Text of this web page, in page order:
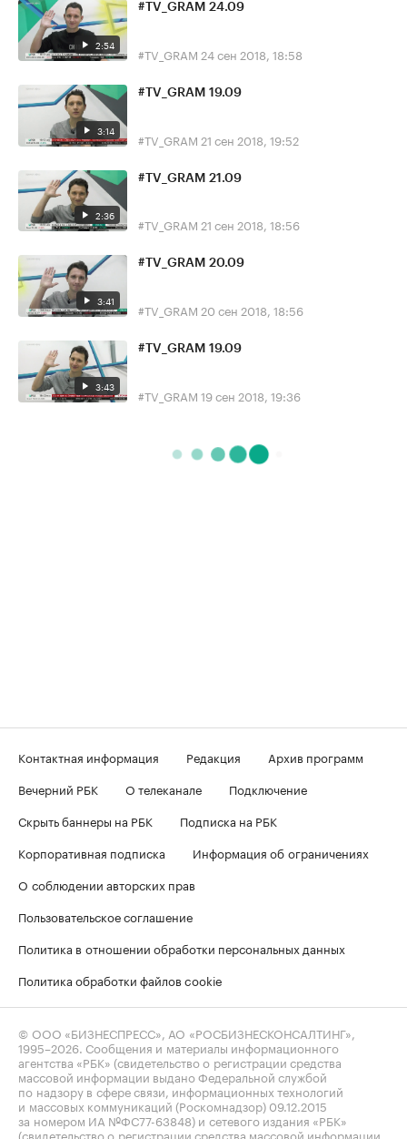
2:54
#TV_GRAM 24.09
#TV_GRAM 24 сен 2018, 18:58
3:14
#TV_GRAM 19.09
#TV_GRAM 21 сен 2018, 19:52
2:36
#TV_GRAM 21.09
#TV_GRAM 21 сен 2018, 18:56
3:41
#TV_GRAM 20.09
#TV_GRAM 20 сен 2018, 18:56
3:43
#TV_GRAM 19.09
#TV_GRAM 19 сен 2018, 19:36
Контактная информация Редакция
Архив программ
Вечерний РБК
О телеканале
Подключение
Скрыть баннеры на РБК
Подписка на РБК
Корпоративная подписка
Информация об ограничениях
О соблюдении авторских прав
Пользовательское соглашение
Политика в отношении обработки персональных данных
Политика обработки файлов cookie
© ООО «БИЗНЕСПРЕСС», АО «РОСБИЗНЕСКОНСАЛТИНГ»,
1995–2026 . Сообщения и материалы информационного
агентства «РБК» (свидетельство о регистрации средства
массовой информации выдано Федеральной службой
по надзору в сфере связи, информационных технологий
и массовых коммуникаций (Роскомнадзор) 09.12.2015
за номером ИА №ФС77-63848) и сетевого издания «РБК»
(свидетельство о регистрации средства массовой информации